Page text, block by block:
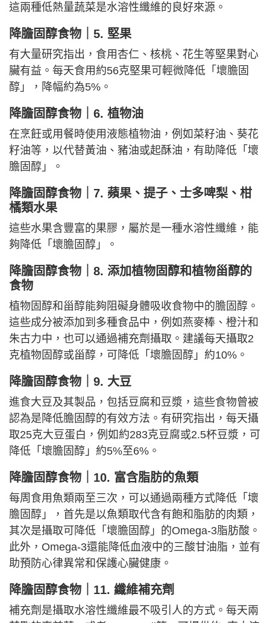
這兩種低熱量蔬菜是水溶性纖維的良好來源。
降膽固醇食物｜ 5. 堅果
有大量研究指出，食用杏仁、核桃、花生等堅果對心
臟有益。每天食用約56克堅果可輕微降低「壞膽固
醇」，降幅約為5%。
降膽固醇食物｜ 6. 植物油
在烹飪或用餐時使用液態植物油，例如菜籽油、葵花
籽油等，以代替黃油、豬油或起酥油，有助降低「壞
膽固醇」。
降膽固醇食物｜ 7. 蘋果、提子、士多啤梨、柑
橘類水果
這些水果含豐富的果膠，屬於是一種水溶性纖維，能
夠降低「壞膽固醇」。
降膽固醇食物｜ 8. 添加植物固醇和植物甾醇的
食物
植物固醇和甾醇能夠阻礙身體吸收食物中的膽固醇。
這些成分被添加到多種食品中，例如燕麥棒、橙汁和
朱古力中，也可以通過補充劑攝取。建議每天攝取2
克植物固醇或甾醇，可降低「壞膽固醇」約10%。
降膽固醇食物​​​​​​​｜ 9. 大豆
進食大豆及其製品，包括豆腐和豆漿，這些食物曾被
認為是降低膽固醇的有效方法。有研究指出，每天攝
取25克大豆蛋白，例如約283克豆腐或2.5杯豆漿，可
降低「壞膽固醇」約5%至6%。
降膽固醇食物​​​​​​​｜ 10. 富含脂肪的魚類
每周食用魚類兩至三次，可以通過兩種方式降低「壞
膽固醇」，首先是以魚類取代含有飽和脂肪的肉類，
其次是攝取可降低「壞膽固醇」的Omega-3脂肪酸。
此外，Omega-3還能降低血液中的三酸甘油脂，並有
助預防心律異常和保護心臟健康。
降膽固醇食物​​​​​​​｜ 11. 纖維補充劑
補充劑是攝取水溶性纖維最不吸引人的方式。每天兩